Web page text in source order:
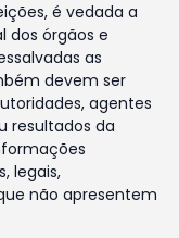
é vedada a
dos órgãos e
as
devem ser
agentes
resultados da
legais,
não apresentem